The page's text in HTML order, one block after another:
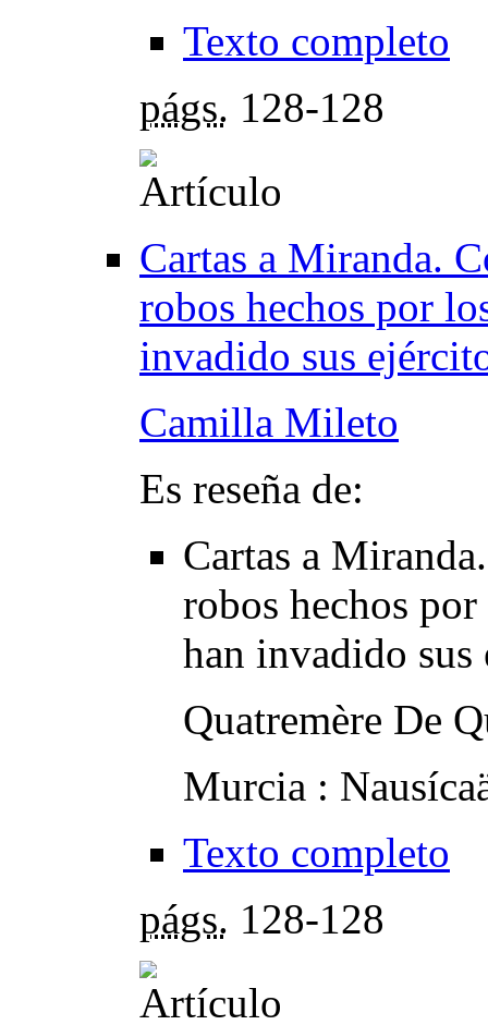
Texto completo
págs. 128-128
Cartas a Miranda.
robos hechos por
invadido sus
Camilla Mileto
Es reseña de:
Cartas a
robos hechos por
han invadido sus
Quatremère De
Murcia :
Texto completo
págs. 128-128